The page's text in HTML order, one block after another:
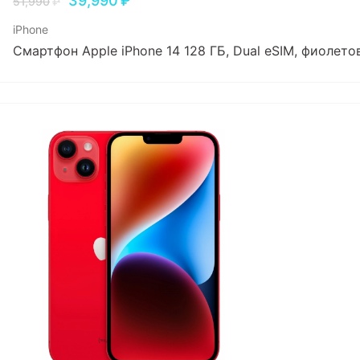
iPhone
Смартфон Apple iPhone 14 128 ГБ, Dual еSIM,